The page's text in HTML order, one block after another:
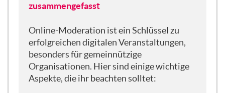
ich darf ja reden. Ich habe ja den Vorteil,
Aber wie schön zu sehen, dass ihr aus ganz
Deutschland kommt. Auch aus dem Allgäu
habe ich gesehen. Also, wir sind hier ganz
europäisch unterwegs. Und das ist ja
zusammengefasst
Online-Moderation ist ein Schlüssel zu
erfolgreichen digitalen Veranstaltungen,
besonders für gemeinnützige
Organisationen. Hier sind einige wichtige
Aspekte, die ihr beachten solltet: